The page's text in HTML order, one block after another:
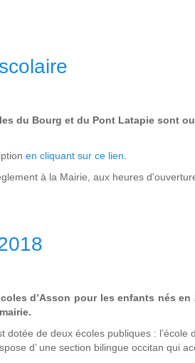
du Bourg et du Pont Latapie sont
en cliquant sur ce lien
à la Mairie, aux heures
d’Asson pour les enfants nés en
dotée de deux écoles publiques : l’école
d’ une section bilingue occitan qui